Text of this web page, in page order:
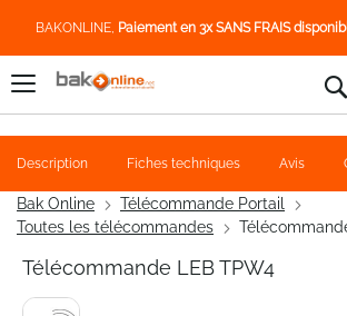
BAKONLINE, Paiement en 3x SANS FRAIS
Bak Online
Télécommande Portail
Toutes les télécommandes
Télécommande LEB TPW4
Description Fiches techniques Avis